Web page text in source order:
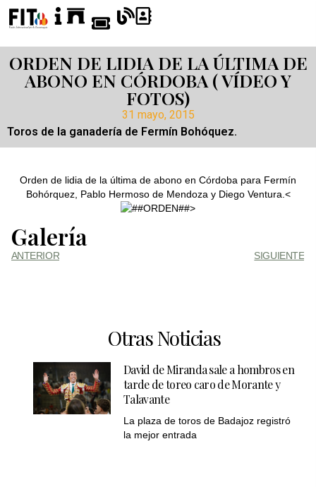
ORDEN DE LIDIA DE LA ÚLTIMA DE
ABONO EN CÓRDOBA ( VÍDEO Y
FOTOS)
31 mayo, 2015
Toros de la ganadería de Fermín Bohóquez.
Orden de lidia de la última de abono en Córdoba para Fermín
Bohórquez, Pablo Hermoso de Mendoza y Diego Ventura.<
>
Galería
ANTERIOR SIGUIENTE
Otras Noticias
David de Miranda sale a hombros en
tarde de toreo caro de Morante y
Talavante
La plaza de toros de Badajoz registró
la mejor entrada